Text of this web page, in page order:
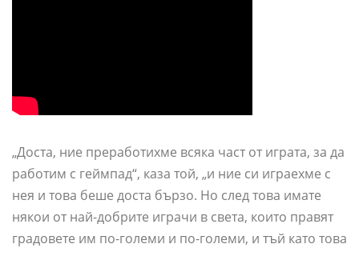
„Доста, ние преработихме всяка част от играта, за да
работим с геймпад“, каза той, „и ние си играехме с
нея и това беше доста бързо. Но след това имате
някои от най-добрите играчи в света, които правят
градовете им по-големи и по-големи, и тъй като това